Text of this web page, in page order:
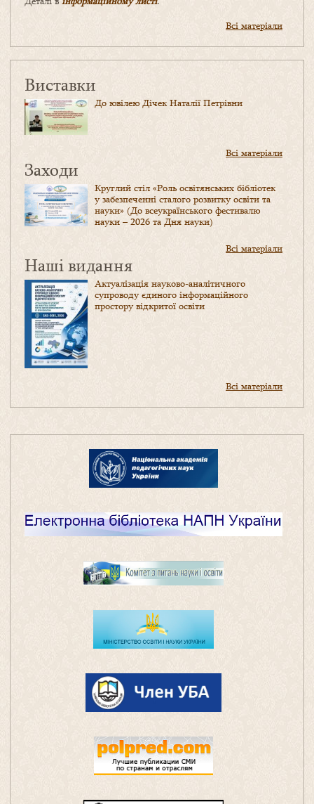
Всі матеріали
Виставки
До ювілею Дічек Наталії Петрівни
Всі матеріали
Заходи
Круглий стіл «Роль освітянських бібліотек
у забезпеченні сталого розвитку освіти та
науки» (До всеукраїнського фестивалю
науки – 2026 та Дня науки)
Всі матеріали
Наші видання
Актуалізація науково-аналітичного
супроводу єдиного інформаційного
простору відкритої освіти
Всі матеріали